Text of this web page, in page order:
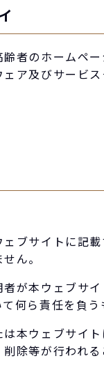
者のホームペ
ア及びサービ
ブサイトに記
ん。
が本ウェブサ
何ら責任を負う
本ウェブサイ
除等が行われる